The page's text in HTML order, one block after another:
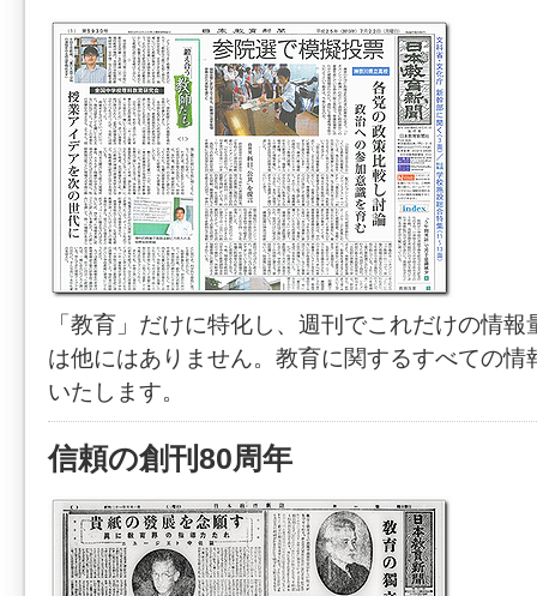
「教育」だけに特化し、週刊でこれだけの情
は他にはありません。教育に関するすべての情
いたします。
信頼の創刊80周年